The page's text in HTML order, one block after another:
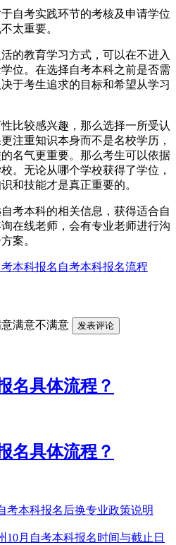
考实践环节的考核及申请学位
太重要。
教育学习方式，可以在不进入
位。在选择自考本科之前是否需
于考生追求的目标和希望从学习
较感兴趣，那么选择一所受认
注重知识本身而不是名校学历，
名气更重要。那么考生可以依据
。无论从哪个学校获得了学位，
和技能才是真正重要的。
本科的相关信息，获得适合自
在线老师，会有专业老师进行沟
案。
考本科报名 自考本科报名流程
满意不满意
名具体流程？
名具体流程？
考本科报名后换专业政策说明
10月自考本科报名时间与截止日